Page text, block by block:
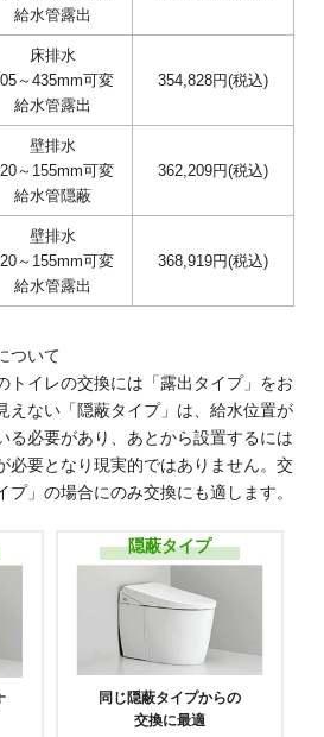
給水管露出
床排水
～435mm可変
給水管露出
354,828円(税込)
壁排水
～155mm可変
給水管隠蔽
362,209円(税込)
壁排水
～155mm可変
給水管露出
368,919円(税込)
ついて
トイレの交換には「露出タイプ」をお
えない「隠蔽タイプ」は、給水位置が
る必要があり、あとから設置するには
必要となり現実的ではありません。交
」の場合にのみ交換にも適します。
隠蔽タイプ
同じ隠蔽タイプからの
交換に最適